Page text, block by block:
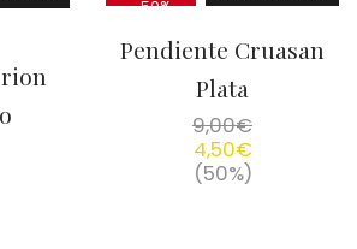
-50%
Pendiente Cruasan
Plata
9,00€
4,50€
(50%)